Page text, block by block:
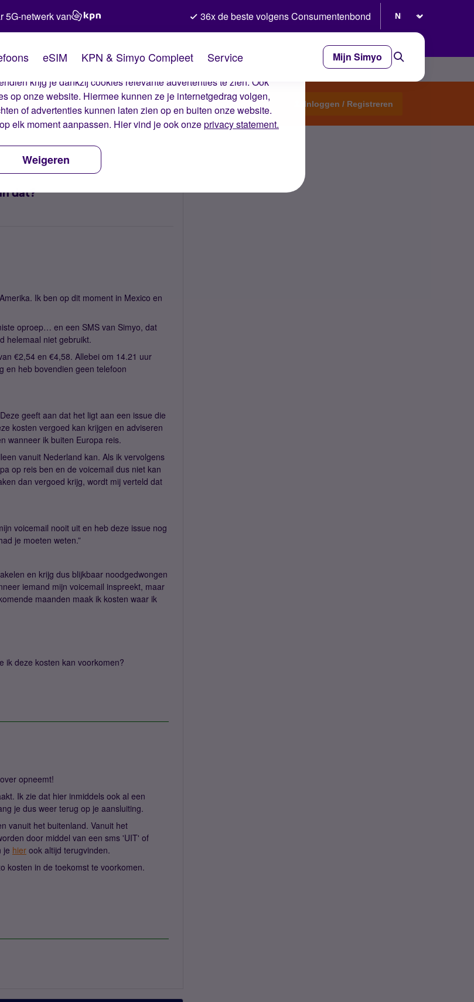
Simyo
website. Met deze cookies zorgen wij ervoor dat je ervaring op de
krijg je dankzij cookies relevante advertenties te zien. Ook
op onze website. Hiermee kunnen ze je internetgedrag volgen,
of advertenties kunnen laten zien op en buiten onze website.
op elk moment aanpassen. Hier vind je ook onzeprivacy statement.
Weigeren
5G-netwerk van 36x de beste volgens Consumentenbond
eSIM KPN & Simyo Compleet Service Mijn Simyo
Start een topic Inloggen / Registreren
dat?
Ik ben op dit moment in Mexico en
oproep… en een SMS van Simyo, dat
helemaal niet gebruikt.
€2,54 en €4,58. Allebei om 14.21 uur
en heb bovendien geen telefoon
geeft aan dat het ligt aan een issue die
kosten vergoed kan krijgen en adviseren
wanneer ik buiten Europa reis.
vanuit Nederland kan. Als ik vervolgens
op reis ben en de voicemail dus niet kan
dan vergoed krijg, wordt mij verteld dat
voicemail nooit uit en heb deze issue nog
je moeten weten.”
en krijg dus blijkbaar noodgedwongen
iemand mijn voicemail inspreekt, maar
maanden maak ik kosten waar ik
ik deze kosten kan voorkomen?
opneemt!
Ik zie dat hier inmiddels ook al een
je dus weer terug op je aansluiting.
vanuit het buitenland. Vanuit het
door middel van een sms 'UIT' of
je hier ook altijd terugvinden.
kosten in de toekomst te voorkomen.